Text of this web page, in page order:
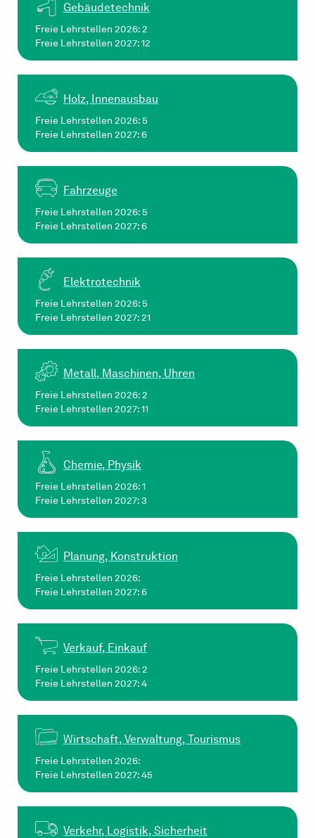
Gebäudetechnik
Freie Lehrstellen 2026: 2
Freie Lehrstellen 2027: 12
Holz, Innenausbau
Freie Lehrstellen 2026: 5
Freie Lehrstellen 2027: 6
Fahrzeuge
Freie Lehrstellen 2026: 5
Freie Lehrstellen 2027: 6
Elektrotechnik
Freie Lehrstellen 2026: 5
Freie Lehrstellen 2027: 21
Metall, Maschinen, Uhren
Freie Lehrstellen 2026: 2
Freie Lehrstellen 2027: 11
Chemie, Physik
Freie Lehrstellen 2026: 1
Freie Lehrstellen 2027: 3
Planung, Konstruktion
Freie Lehrstellen 2026:
Freie Lehrstellen 2027: 6
Verkauf, Einkauf
Freie Lehrstellen 2026: 2
Freie Lehrstellen 2027: 4
Wirtschaft, Verwaltung, Tourismus
Freie Lehrstellen 2026:
Freie Lehrstellen 2027: 45
Verkehr, Logistik, Sicherheit